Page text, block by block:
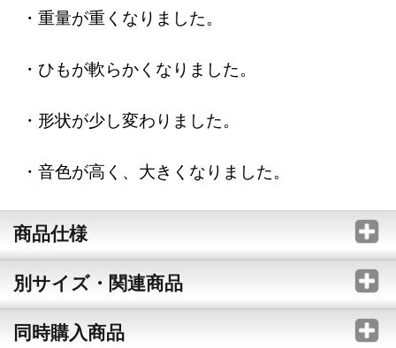
・重量が重くなりました。
・ひもが軟らかくなりました。
・形状が少し変わりました。
・音色が高く、大きくなりました。
商品仕様
別サイズ・関連商品
同時購入商品